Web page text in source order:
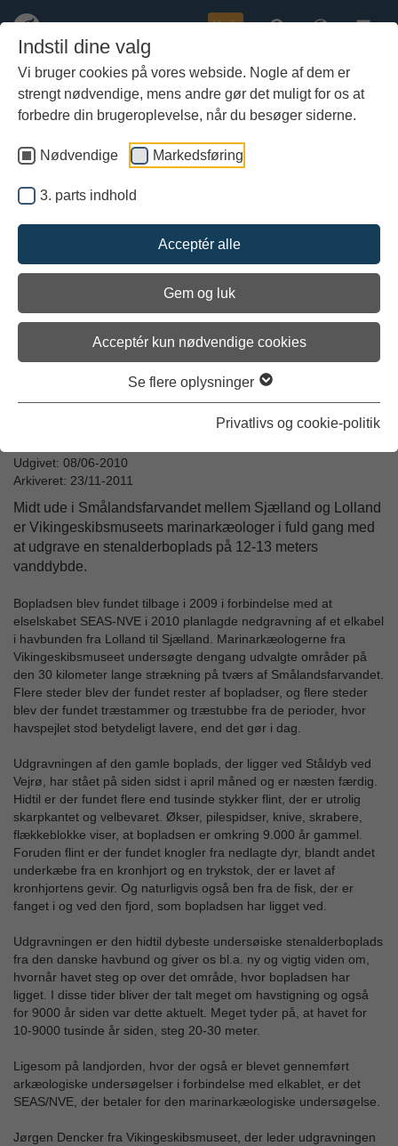
Indstil dine valg
Vi bruger cookies på vores webside. Nogle af dem er
strengt nødvendige, mens andre gør det muligt for os at
forbedre din brugeroplevelse, når du besøger siderne.
Nødvendige Markedsføring
3. parts indhold
Acceptér alle
Gem og luk
Acceptér kun nødvendige cookies
Se flere oplysninger
Privatlivs og cookie-politik
indhold
Køb
Arkiveret
9000 år gammel stenalderboplads
på dybt vand
En af museets marinarkæologer gør sig klar til et dyk på stenalderbopladsen 12 meter
Udgivet: 08/06-2010
Arkiveret: 23/11-2011
Midt ude i Smålandsfarvandet mellem Sjælland og Lolland
er Vikingeskibsmuseets marinarkæologer i fuld gang med
at udgrave en stenalderboplads på 12-13 meters
vanddybde.
Bopladsen blev fundet tilbage i 2009 i forbindelse med at
elselskabet SEAS-NVE i 2010 planlagde nedgravning af et elkabel
i havbunden fra Lolland til Sjælland. Marinarkæologerne fra
Vikingeskibsmuseet undersøgte dengang udvalgte områder på
den 30 kilometer lange strækning på tværs af Smålandsfarvandet.
Flere steder blev der fundet rester af bopladser, og flere steder
blev der fundet træstammer og træstubbe fra de perioder, hvor
havspejlet stod betydeligt lavere, end det gør i dag.
Udgravningen af den gamle boplads, der ligger ved Ståldyb ved
Vejrø, har stået på siden sidst i april måned og er næsten færdig.
Hidtil er der fundet flere end tusinde stykker flint, der er utrolig
skarpkantet og velbevaret. Økser, pilespidser, knive, skrabere,
flækkeblokke viser, at bopladsen er omkring 9.000 år gammel.
Foruden flint er der fundet knogler fra nedlagte dyr, blandt andet
underkæbe fra en kronhjort og en trykstok, der er lavet af
kronhjortens gevir. Og naturligvis også ben fra de fisk, der er
fanget i og ved den fjord, som bopladsen har ligget ved.
Udgravningen er den hidtil dybeste undersøiske stenalderboplads
fra den danske havbund og giver os bl.a. ny og vigtig viden om,
hvornår havet steg op over det område, hvor bopladsen har
ligget. I disse tider bliver der talt meget om havstigning og også
for 9000 år siden var dette aktuelt. Meget tyder på, at havet for
10-9000 tusinde år siden, steg 20-30 meter.
Ligesom på landjorden, hvor der også er blevet gennemført
arkæologiske undersøgelser i forbindelse med elkablet, er det
SEAS/NVE, der betaler for den marinarkæologiske undersøgelse.
Jørgen Dencker fra Vikingeskibsmuseet, der leder udgravningen